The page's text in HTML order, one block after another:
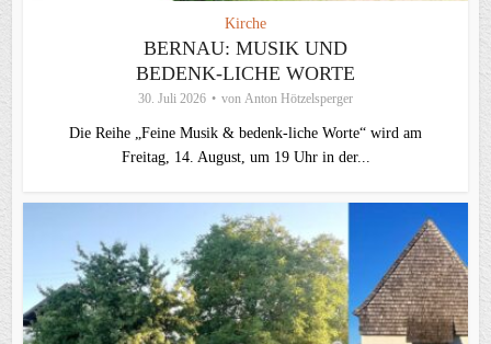
Kirche
BERNAU: MUSIK UND
BEDENK-LICHE WORTE
30. Juli 2026 von Anton Hötzelsperger
Die Reihe „Feine Musik & bedenk-liche Worte“ wird am
Freitag, 14. August, um 19 Uhr in der...